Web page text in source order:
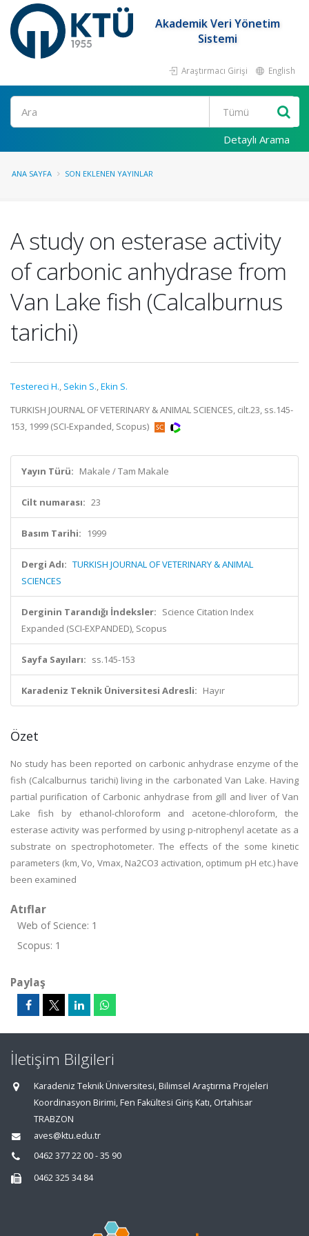
Akademik Veri Yönetim
Sistemi
Araştırmacı Girişi English
Ara
Detaylı Arama
ANA SAYFA SON EKLENEN YAYINLAR
A study on esterase activity
of carbonic anhydrase from
Van Lake fish (Calcalburnus
tarichi)
Testereci H., Sekin S.,Ekin S.
TURKISH JOURNAL OF VETERINARY & ANIMAL SCIENCES, cilt.23, ss.145-
153, 1999 (SCI-Expanded, Scopus)
Yayın Türü: Makale / Tam Makale
Cilt numarası: 23
Basım Tarihi: 1999
Dergi Adı: TURKISH JOURNAL OF VETERINARY & ANIMAL
SCIENCES
Derginin Tarandığı İndeksler: Science Citation Index
Expanded (SCI-EXPANDED), Scopus
Sayfa Sayıları: ss.145-153
Karadeniz Teknik Üniversitesi Adresli: Hayır
Özet
No study has been reported on carbonic anhydrase enzyme of the
fish (Calcalburnus tarichi) living in the carbonated Van Lake. Having
partial purification of Carbonic anhydrase from gill and liver of Van
Lake fish by ethanol-chloroform and acetone-chloroform, the
esterase activity was performed by using p-nitrophenyl acetate as a
substrate on spectrophotometer. The effects of the some kinetic
parameters (km, Vo, Vmax, Na2CO3 activation, optimum pH etc.) have
been examined
Atıflar
Web of Science: 1
Scopus: 1
Paylaş
İletişim Bilgileri
Karadeniz Teknik Üniversitesi, Bilimsel Araştırma Projeleri
Koordinasyon Birimi, Fen Fakültesi Giriş Katı, Ortahisar
TRABZON
aves@ktu.edu.tr
0462 377 22 00 - 35 90
0462 325 34 84